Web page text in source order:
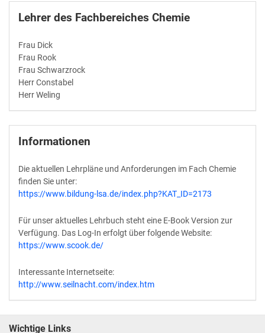
Lehrer des Fachbereiches Chemie
Frau Dick
Frau Rook
Frau Schwarzrock
Herr Constabel
Herr Weling
Informationen
Die aktuellen Lehrpläne und Anforderungen im Fach Chemie
finden Sie unter:
https://www.bildung-lsa.de/index.php?KAT_ID=2173
Für unser aktuelles Lehrbuch steht eine E-Book Version zur
Verfügung. Das Log-In erfolgt über folgende Website:
https://www.scook.de/
Interessante Internetseite:
http://www.seilnacht.com/index.htm
Wichtige Links